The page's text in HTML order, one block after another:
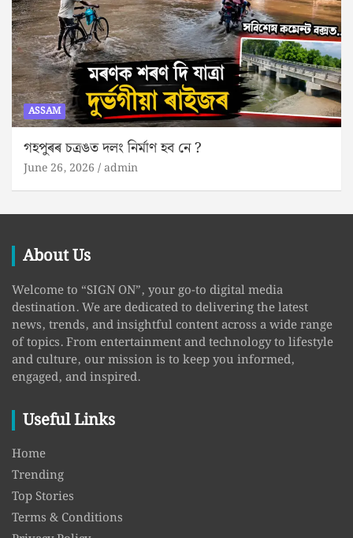
ASSAM
গহপুৰৰ চত্ৰঙত দলং নিৰ্মাণ হব নে ?
June 26, 2026 admin
About Us
Welcome to “SIGN ON”, your go-to digital media
destination. We are dedicated to delivering the latest
news, trends, and insightful content across a wide range
of topics. From entertainment and technology to lifestyle
and culture, our mission is to keep you informed,
engaged, and inspired.
Useful Links
Home
Trending
Top Stories
Terms & Conditions